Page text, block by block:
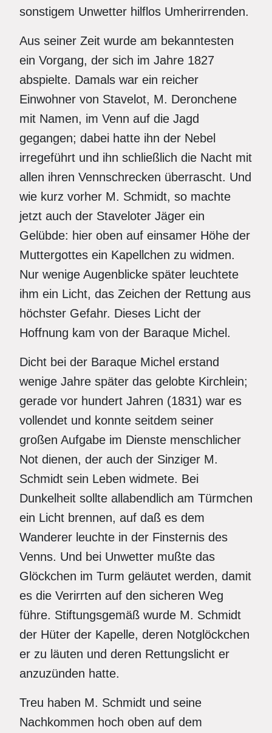
sonstigem Unwetter hilflos Umherirrenden.
Aus seiner Zeit wurde am bekanntesten
ein Vorgang, der sich im Jahre 1827
abspielte. Damals war ein reicher
Einwohner von Stavelot, M. Deronchene
mit Namen, im Venn auf die Jagd
gegangen; dabei hatte ihn der Nebel
irregeführt und ihn schließlich die Nacht mit
allen ihren Vennschrecken überrascht. Und
wie kurz vorher M. Schmidt, so machte
jetzt auch der Staveloter Jäger ein
Gelübde: hier oben auf einsamer Höhe der
Muttergottes ein Kapellchen zu widmen.
Nur wenige Augenblicke später leuchtete
ihm ein Licht, das Zeichen der Rettung aus
höchster Gefahr. Dieses Licht der
Hoffnung kam von der Baraque Michel.
Dicht bei der Baraque Michel erstand
wenige Jahre später das gelobte Kirchlein;
gerade vor hundert Jahren (1831) war es
vollendet und konnte seitdem seiner
großen Aufgabe im Dienste menschlicher
Not dienen, der auch der Sinziger M.
Schmidt sein Leben widmete. Bei
Dunkelheit sollte allabendlich am Türmchen
ein Licht brennen, auf daß es dem
Wanderer leuchte in der Finsternis des
Venns. Und bei Unwetter mußte das
Glöckchen im Turm geläutet werden, damit
es die Verirrten auf den sicheren Weg
führe. Stiftungsgemäß wurde M. Schmidt
der Hüter der Kapelle, deren Notglöckchen
er zu läuten und deren Rettungslicht er
anzuzünden hatte.
Treu haben M. Schmidt und seine
Nachkommen hoch oben auf dem